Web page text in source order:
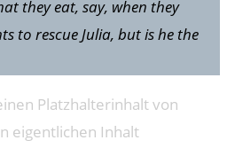
they eat, say, when they
to rescue Julia, but is he the
Platzhalterinhalt von
eigentlichen Inhalt